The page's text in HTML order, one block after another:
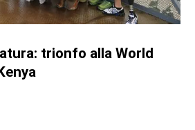
trionfo alla World